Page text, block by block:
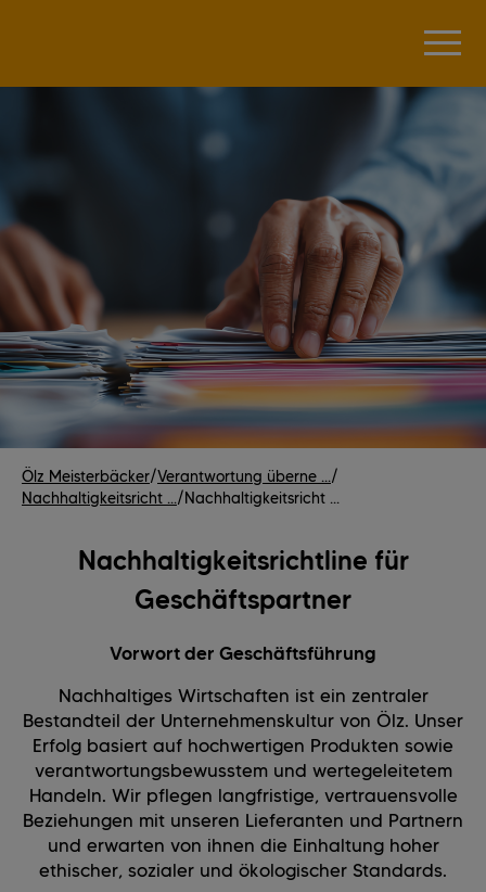
Ölz Meisterbäcker/Verantwortung überne .../
Nachhaltigkeitsricht .../Nachhaltigkeitsricht ...
Nachhaltigkeitsrichtline für
Geschäftspartner
Vorwort der Geschäftsführung
Nachhaltiges Wirtschaften ist ein zentraler
Bestandteil der Unternehmenskultur von Ölz. Unser
Erfolg basiert auf hochwertigen Produkten sowie
verantwortungsbewusstem und wertegeleitetem
Handeln. Wir pflegen langfristige, vertrauensvolle
Beziehungen mit unseren Lieferanten und Partnern
und erwarten von ihnen die Einhaltung hoher
ethischer, sozialer und ökologischer Standards.